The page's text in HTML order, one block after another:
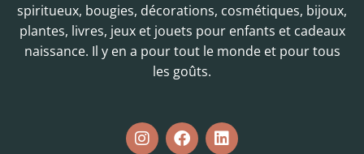
spiritueux, bougies, décorations, cosmétiques, bijoux,
plantes, livres, jeux et jouets pour enfants et cadeaux
naissance. Il y en a pour tout le monde et pour tous
les goûts.